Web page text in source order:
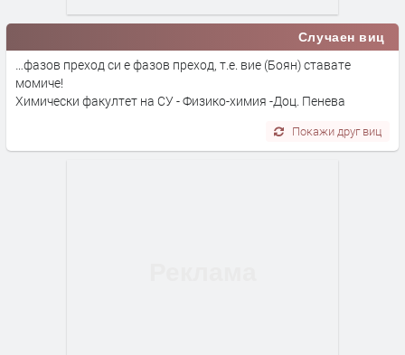
Случаен виц
…фазов преход си е фазов преход, т.е. вие (Боян) ставате
момиче!
Химически факултет на СУ - Физико-химия -Доц. Пенева
Покажи друг виц